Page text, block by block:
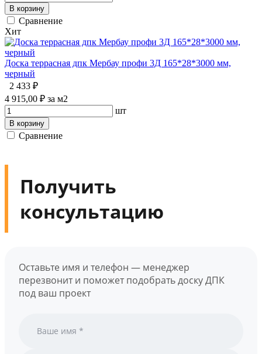
В корзину
Сравнение
Хит
Доска террасная дпк Мербау профи 3Д 165*28*3000 мм,
черный
2 433 ₽
4 915,00 ₽ за м2
шт
В корзину
Сравнение
Получить
консультацию
Оставьте имя и телефон — менеджер
перезвонит и поможет подобрать доску ДПК
под ваш проект